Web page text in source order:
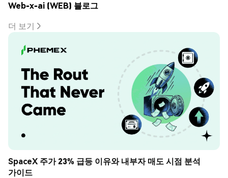
Web-x-ai (WEB) 블로그
더 보기
SpaceX 주가 23% 급등 이유와 내부자 매도 시점 분석
가이드